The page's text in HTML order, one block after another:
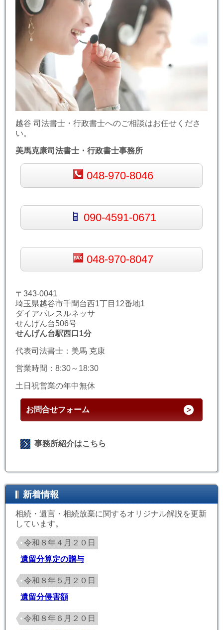
越谷 司法書士・行政書士へのご相談はお任せくださ
い。
美馬克康司法書士・行政書士事務所
048-970-8046
090-4591-0671
048-970-8047
〒343-0041
埼玉県越谷市千間台西1丁目12番地1
ダイアパレスルネッサ
せんげん台506号
せんげん台駅西口1分
代表司法書士：美馬 克康
営業時間：8:30～18:30
土日祝営業の年中無休
お問合せフォーム
事務所紹介はこちら
新着情報
相続・遺言・相続放棄に関するオリジナル解説を更新
しています。
令和８年４月２０日
遺留分算定の贈与
令和８年５月２０日
遺留分侵害額
令和８年６月２０日